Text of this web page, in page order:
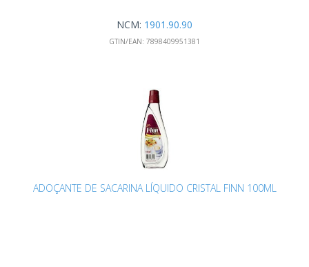
NCM: 1901.90.90
GTIN/EAN: 7898409951381
ADOÇANTE DE SACARINA LÍQUIDO CRISTAL FINN 100ML